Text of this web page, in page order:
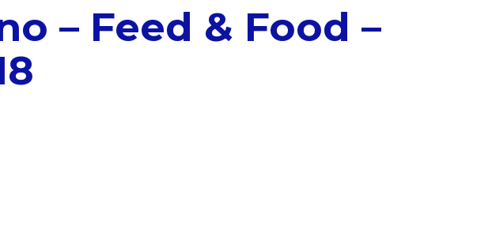
– Feed & Food –